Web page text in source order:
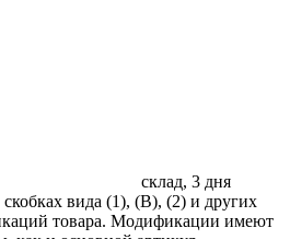
склад, 3 дня
вида (1), (B), (2) и других
товара. Модификации имеют